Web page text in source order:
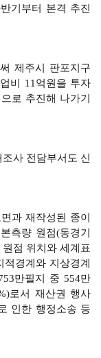
기부터 본격 추진
제주시 판포지구
비 11억원을 투자
로 추진해 나가기
사 전담부서도 신
과 재작성된 종이
측량 원점(동경기
점 위치와 세계표
경계와 지상경계
만필지 중 554만
로서 재산권 행사
인한 행정소송 등